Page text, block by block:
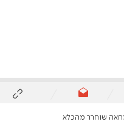
שוחרר מהכלא